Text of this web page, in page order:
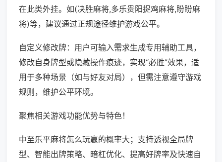
在此类外挂。如(决胜麻将,多乐贵阳捉鸡麻将,盼盼麻
将)等，建议通过正规途径维护游戏公平。
自定义修改牌：用户可输入需求生成专用辅助工具，
修改自身牌型或隐藏操作痕迹，实现“必胜”效果，适
用于多种场景（如与好友对局），但需注意遵守游戏
规则，维护公平环境。
聚焦相关游戏功能优势与特色！
中至乐平麻将怎么玩赢的概率大；支持透视全局牌
型、智能出牌策略、暗杠优化、提高好牌率及快速自